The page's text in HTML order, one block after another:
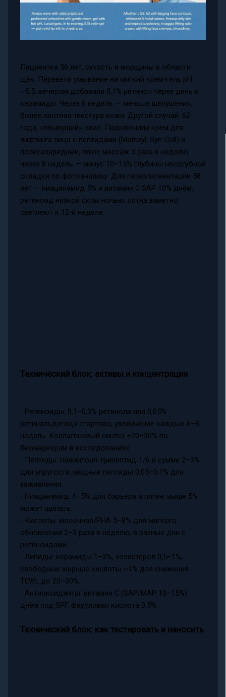
Пациентка 56 лет, сухость и морщины в области
щёк. Перевели умывание на мягкий крем-гель pH
~5,5, вечером добавили 0,1% ретинол через день и
керамиды. Через 6 недель — меньше шелушения,
более плотная текстура кожи. Другой случай: 62
года, «плывущий» овал. Подключили крем для
лифтинга лица с пептидами (Matrixyl, Syn-Coll) и
полисахаридами, плюс массаж 3 раза в неделю;
через 8 недель — минус 10–15% глубины носогубной
складки по фотоанализу. Для гиперпигментации 58
лет — ниацинамид 5% и витамин С SAP 10% днём,
ретиноид низкой силы ночью; пятна заметно
светлеют к 12-й неделе.
Технический блок: активы и концентрации
- Ретиноиды: 0,1–0,3% ретинола или 0,05%
ретинальдегида стартово; увеличение каждые 6–8
недель. Коллагеновый синтез +20–30% по
биомаркерам в исследованиях.
- Пептиды: палмитоил-трипептид-1/6 в сумме 2–3%
для упругости; медные пептиды 0,05–0,1% для
заживления.
- Ниацинамид: 4–5% для барьера и пятен; выше 5%
может щипать.
- Кислоты: молочная/PHA 5–8% для мягкого
обновления 2–3 раза в неделю, в разные дни с
ретиноидами.
- Липиды: керамиды 1–3%, холестерол 0,5–1%,
свободные жирные кислоты ~1% для снижения
TEWL до 20–30%.
- Антиоксиданты: витамин С (SAP/MAP 10–15%)
днём под SPF, феруловая кислота 0,5%.
Технический блок: как тестировать и наносить